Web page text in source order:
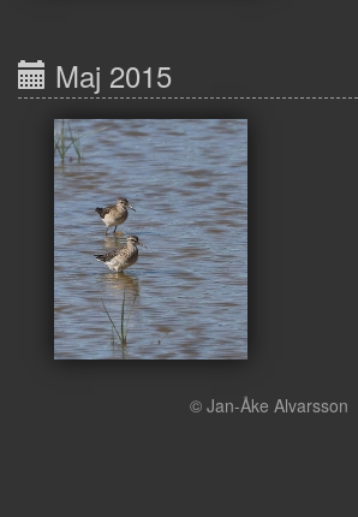
Maj 2015
© Jan-Åke Alvarsson